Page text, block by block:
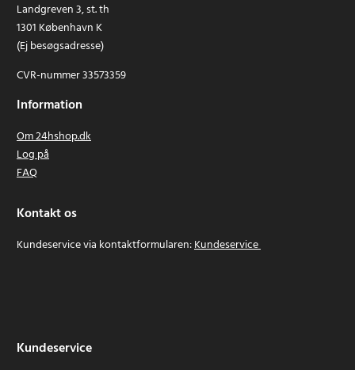
Landgreven 3, st. th
1301 København K
(Ej besøgsadresse)
CVR-nummer 33573359
Information
Om 24hshop.dk
Log på
FAQ
Kontakt os
Kundeservice via kontaktformularen:Kundeservice
Kundeservice